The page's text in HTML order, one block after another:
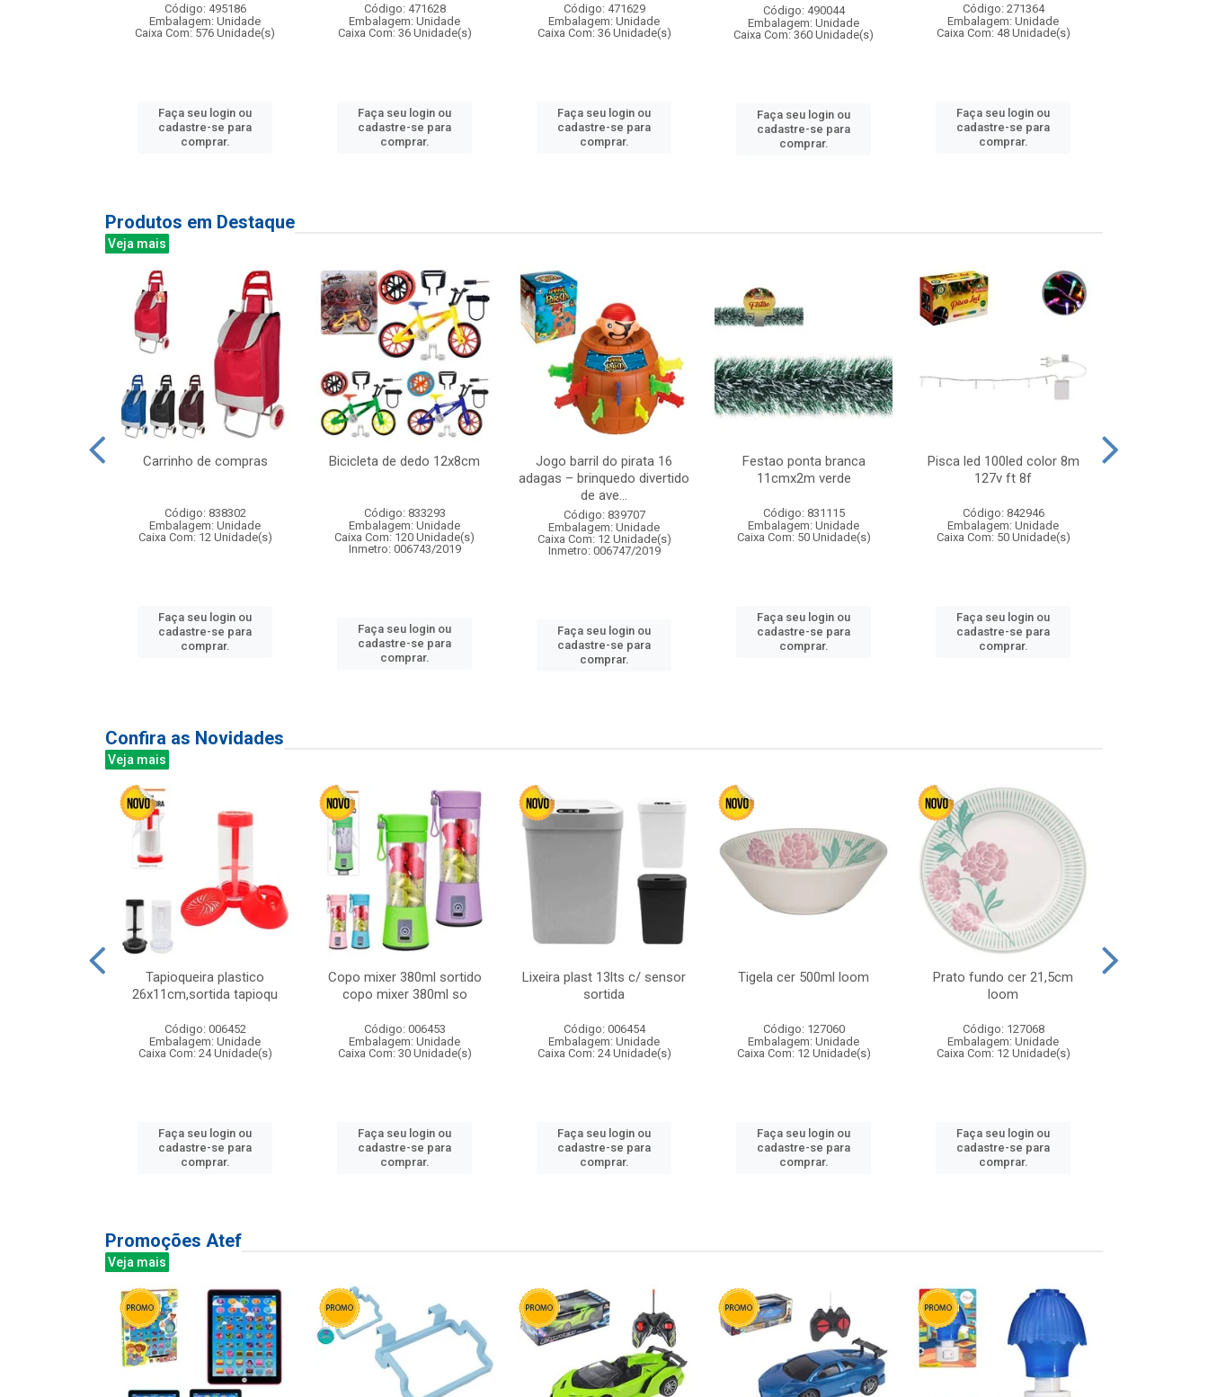
Código: 495186
Embalagem: Unidade
Caixa Com: 576 Unidade(s)
Faça seu login ou
cadastre-se para
comprar.
Código: 471628
Embalagem: Unidade
Caixa Com: 36 Unidade(s)
Faça seu login ou
cadastre-se para
comprar.
Código: 471629
Embalagem: Unidade
Caixa Com: 36 Unidade(s)
Faça seu login ou
cadastre-se para
comprar.
Código: 490044
Embalagem: Unidade
Caixa Com: 360 Unidade(s)
Faça seu login ou
cadastre-se para
comprar.
Código: 271364
Embalagem: Unidade
Caixa Com: 48 Unidade(s)
Faça seu login ou
cadastre-se para
comprar.
Produtos em Destaque
Veja mais
Carrinho de compras
Código: 838302
Embalagem: Unidade
Caixa Com: 12 Unidade(s)
Faça seu login ou
cadastre-se para
comprar.
Bicicleta de dedo 12x8cm
Código: 833293
Embalagem: Unidade
Caixa Com: 120 Unidade(s)
Inmetro: 006743/2019
Faça seu login ou
cadastre-se para
comprar.
Jogo barril do pirata 16
adagas – brinquedo divertido
de ave...
Código: 839707
Embalagem: Unidade
Caixa Com: 12 Unidade(s)
Inmetro: 006747/2019
Faça seu login ou
cadastre-se para
comprar.
Festao ponta branca
11cmx2m verde
Código: 831115
Embalagem: Unidade
Caixa Com: 50 Unidade(s)
Faça seu login ou
cadastre-se para
comprar.
Pisca led 100led color 8m
127v ft 8f
Código: 842946
Embalagem: Unidade
Caixa Com: 50 Unidade(s)
Faça seu login ou
cadastre-se para
comprar.
Confira as Novidades
Veja mais
Tapioqueira plastico
26x11cm,sortida tapioqu
Código: 006452
Embalagem: Unidade
Caixa Com: 24 Unidade(s)
Faça seu login ou
cadastre-se para
comprar.
Copo mixer 380ml sortido
copo mixer 380ml so
Código: 006453
Embalagem: Unidade
Caixa Com: 30 Unidade(s)
Faça seu login ou
cadastre-se para
comprar.
Lixeira plast 13lts c/ sensor
sortida
Código: 006454
Embalagem: Unidade
Caixa Com: 24 Unidade(s)
Faça seu login ou
cadastre-se para
comprar.
Tigela cer 500ml loom
Código: 127060
Embalagem: Unidade
Caixa Com: 12 Unidade(s)
Faça seu login ou
cadastre-se para
comprar.
Prato fundo cer 21,5cm
loom
Código: 127068
Embalagem: Unidade
Caixa Com: 12 Unidade(s)
Faça seu login ou
cadastre-se para
comprar.
Promoções Atef
Veja mais